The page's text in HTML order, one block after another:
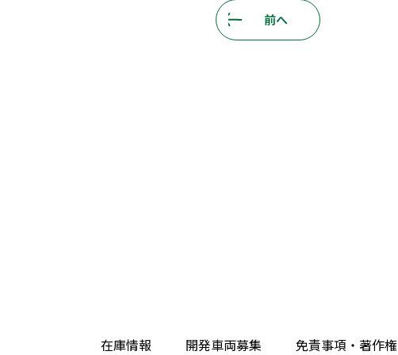
前へ
在庫情報 開発車両募集 免責事項・著作権